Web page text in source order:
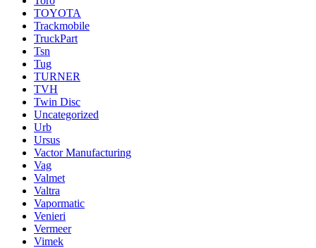
TOYOTA
Trackmobile
TruckPart
Tsn
Tug
TURNER
TVH
Twin Disc
Uncategorized
Urb
Ursus
Vactor Manufacturing
Vag
Valmet
Valtra
Vapormatic
Venieri
Vermeer
Vimek